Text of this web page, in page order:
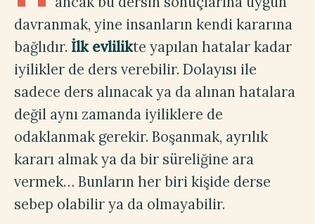
davranmak, yine insanların kendi kararına
bağlıdır. İlk evlilikte yapılan hatalar kadar
iyilikler de ders verebilir. Dolayısı ile
sadece ders alınacak ya da alınan hatalara
değil aynı zamanda iyiliklere de
odaklanmak gerekir. Boşanmak, ayrılık
kararı almak ya da bir süreliğine ara
vermek… Bunların her biri kişide derse
sebep olabilir ya da olmayabilir.